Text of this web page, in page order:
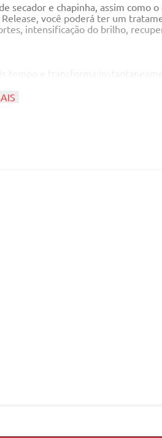
secador e chapinha, assim como
você poderá ter um
intensificação do brilho,
durabilidade e vivacidade da cor